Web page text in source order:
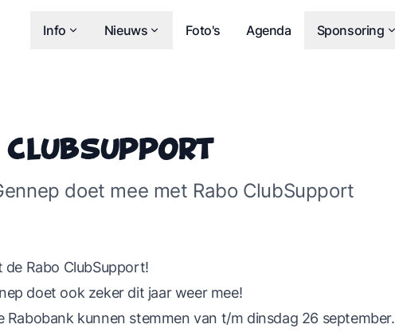
Info Nieuws Foto's Agenda Sponsoring
ClubSupport
doet mee met Rabo ClubSupport
Rabo ClubSupport!
doet ook zeker dit jaar weer mee!
Rabobank kunnen stemmen van t/m dinsdag 26 september.